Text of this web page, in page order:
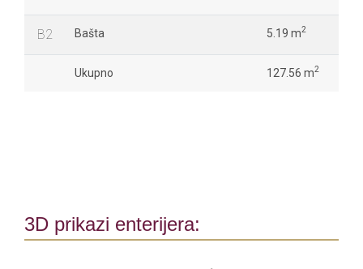
B2 Bašta 5.19 m2
Ukupno 127.56 m2
3D prikazi enterijera: